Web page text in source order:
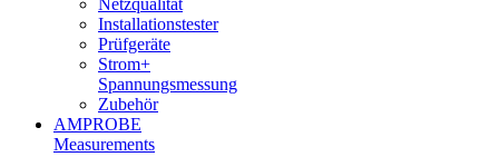
Installationstester
Prüfgeräte
Strom+
Spannungsmessung
Zubehör
AMPROBE
Measurements